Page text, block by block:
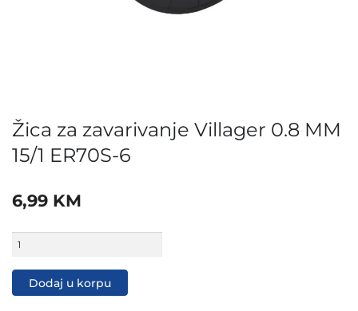
Žica za zavarivanje Villager 0.8 MM
15/1 ER70S-6
6,99 KM
za
VillagerDodaj u korpu